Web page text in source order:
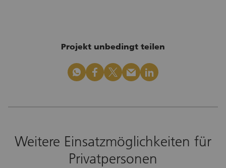
Projekt unbedingt teilen
whatsapp facebook x_logo mail linkedin
Weitere Einsatzmöglichkeiten für
Privatpersonen